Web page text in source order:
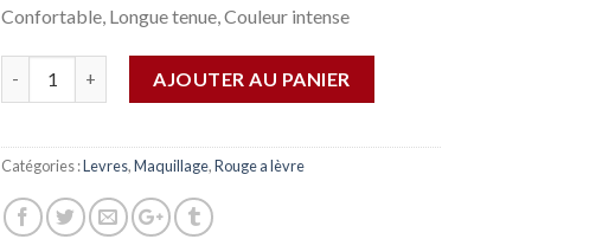
Confortable, Longue tenue, Couleur intense
AJOUTER AU PANIER
Catégories :Levres,Maquillage,Rouge a lèvre